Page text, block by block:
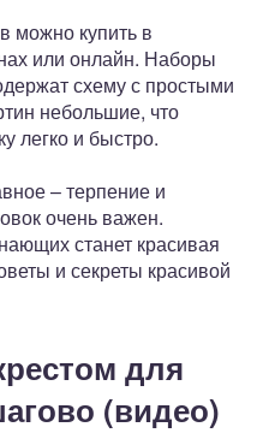
можно купить в
или онлайн. Наборы
схему с простыми
небольшие, что
легко и быстро.
– терпение и
очень важен.
станет красивая
и секреты красивой
для
(видео)